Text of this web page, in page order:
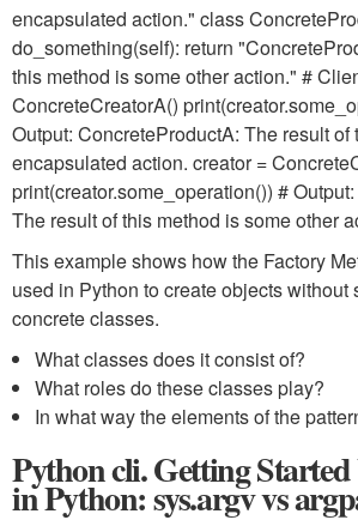
encapsulated action." class
do_something(self): return
this method is some other action." #
ConcreteCreatorA()
Output: ConcreteProductA: The result
encapsulated action. creator =
print(creator.some_operation()) #
The result of this method is some other
This example shows how the Factory
used in Python to create objects without
concrete classes.
What classes does it consist of?
What roles do these classes play?
In what way the elements of the
Python cli. Getting
in Python: sys.argv vs